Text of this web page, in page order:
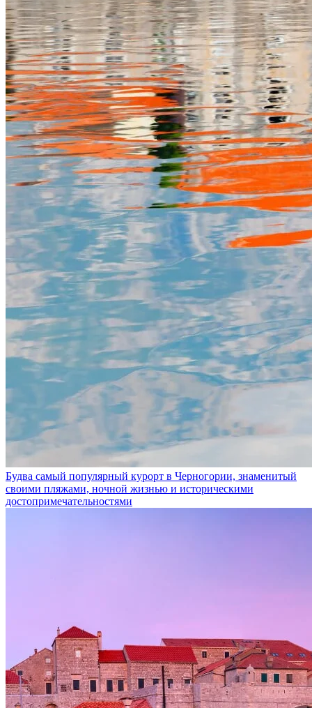
Будва самый популярный курорт в Черногории, знаменитый
своими пляжами, ночной жизнью и историческими
достопримечательностями